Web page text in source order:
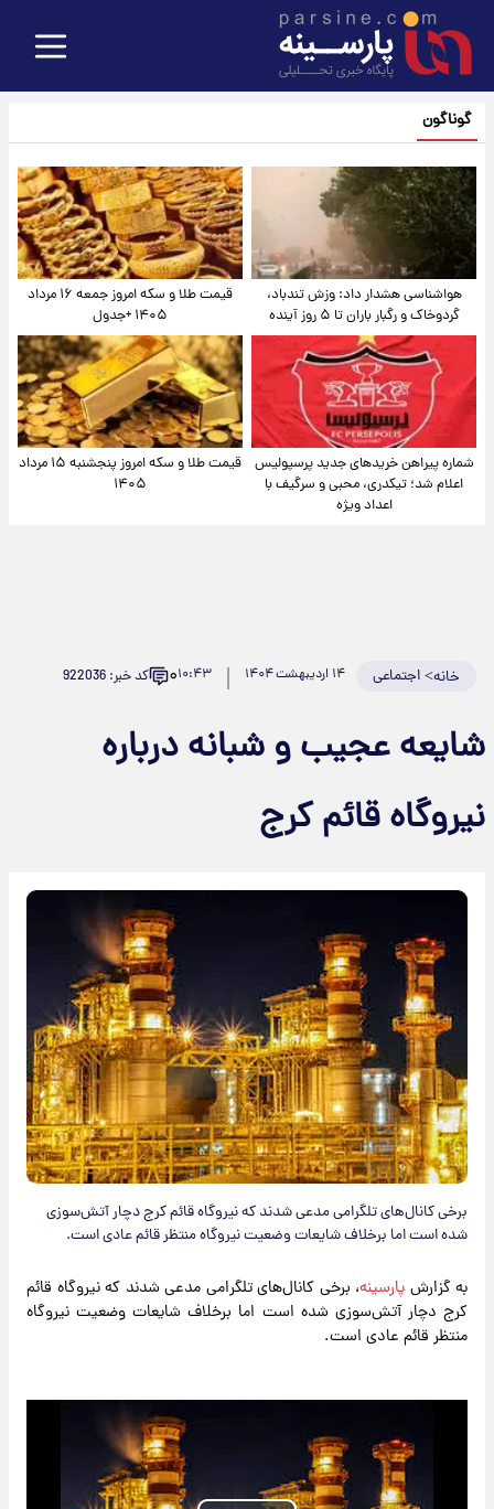
گوناگون
هواشناسی هشدار داد: وزش تندباد،
گردوخاک و رگبار باران تا ۵ روز آینده
قیمت طلا و سکه امروز جمعه ۱۶ مرداد
۱۴۰۵ +جدول
شماره پیراهن خریدهای جدید پرسپولیس
اعلام شد؛ تیکدری، محبی و سرگیف با
اعداد ویژه
قیمت طلا و سکه امروز پنجشنبه ۱۵ مرداد
۱۴۰۵
خانه>اجتماعی ۱۴ اردیبهشت ۱۴۰۴ ۱۰:۴۳۰ کد خبر: 922036
شایعه عجیب و شبانه درباره
نیروگاه قائم کرج
​برخی کانال‌های تلگرامی مدعی شدند که نیروگاه قائم کرج دچار آتش‌سوزی
شده است اما برخلاف شایعات وضعیت نیروگاه منتظر قائم عادی است.
به گزارش پارسینه، برخی کانال‌های تلگرامی مدعی شدند که نیروگاه قائم
کرج دچار آتش‌سوزی شده است اما برخلاف شایعات وضعیت نیروگاه
منتظر قائم عادی است.